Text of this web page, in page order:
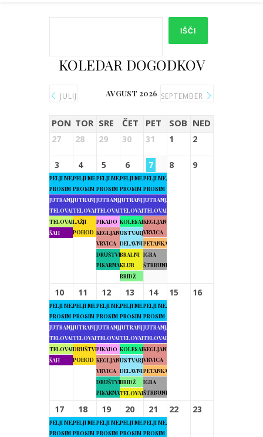
IŠČI
KOLEDAR DOGODKOV
JULIJ AVGUST 2026 SEPTEMBER
PON TOR SRE ČET PET SOB NED
27 28 29 30 31 1 2
3
PELJI ME,
PROSIM
JUTRANJA
TELOVADBA
TELOVADBA
ŠAH
4
PELJI ME,
PROSIM
JUTRANJA
TELOVADBA
LAŽJI
POHOD
5
PELJI ME,
PROSIM
JUTRANJA
TELOVADBA
PIKADO
KEGLJANJE
VRVICA
DRUŠTVENA
PISARNA
6
PELJI ME,
PROSIM
JUTRANJA
TELOVADBA
KOLESARJENJE
USTVARJALNE
DELAVNICE
BRALNI
KLUB
BRIDŽ
7
PELJI ME,
PROSIM
JUTRANJA
TELOVADBA
KEGLJANJE
VRVICA
PETANKA
IGRA
ŠTRBUNK
8 9
10
PELJI ME,
PROSIM
JUTRANJA
TELOVADBA
TELOVADBA
ŠAH
11
PELJI ME,
PROSIM
JUTRANJA
TELOVADBA
DRUŠTVENI
POHOD
12
PELJI ME,
PROSIM
JUTRANJA
TELOVADBA
PIKADO
KEGLJANJE
VRVICA
DRUŠTVENA
PISARNA
13
PELJI ME,
PROSIM
JUTRANJA
TELOVADBA
KOLESARJENJE
USTVARJALNE
DELAVNICE
BRIDŽ
TELOVADBA
14
PELJI ME,
PROSIM
JUTRANJA
TELOVADBA
KEGLJANJE
VRVICA
PETANKA
IGRA
ŠTRBUNK
15 16
17
PELJI ME,
PROSIM
18
PELJI ME,
PROSIM
19
PELJI ME,
PROSIM
20
PELJI ME,
PROSIM
21
PELJI ME,
PROSIM
22 23